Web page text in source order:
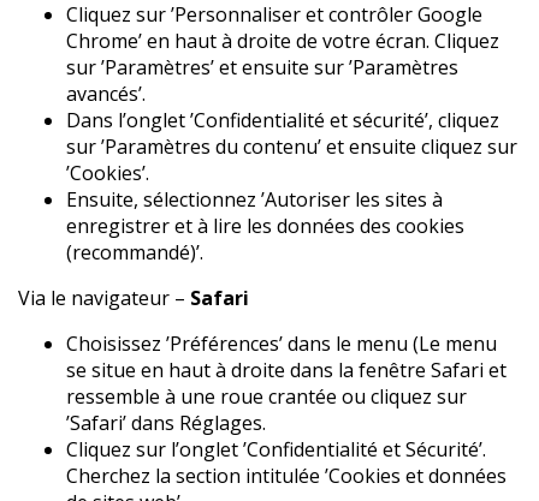
Cliquez sur ’Personnaliser et contrôler Google
Chrome’ en haut à droite de votre écran. Cliquez
sur ’Paramètres’ et ensuite sur ’Paramètres
avancés’.
Dans l’onglet ’Confidentialité et sécurité’, cliquez
sur ’Paramètres du contenu’ et ensuite cliquez sur
’Cookies’.
Ensuite, sélectionnez ’Autoriser les sites à
enregistrer et à lire les données des cookies
(recommandé)’.
Via le navigateur – Safari
Choisissez ’Préférences’ dans le menu (Le menu
se situe en haut à droite dans la fenêtre Safari et
ressemble à une roue crantée ou cliquez sur
’Safari’ dans Réglages.
Cliquez sur l’onglet ’Confidentialité et Sécurité’.
Cherchez la section intitulée ’Cookies et données